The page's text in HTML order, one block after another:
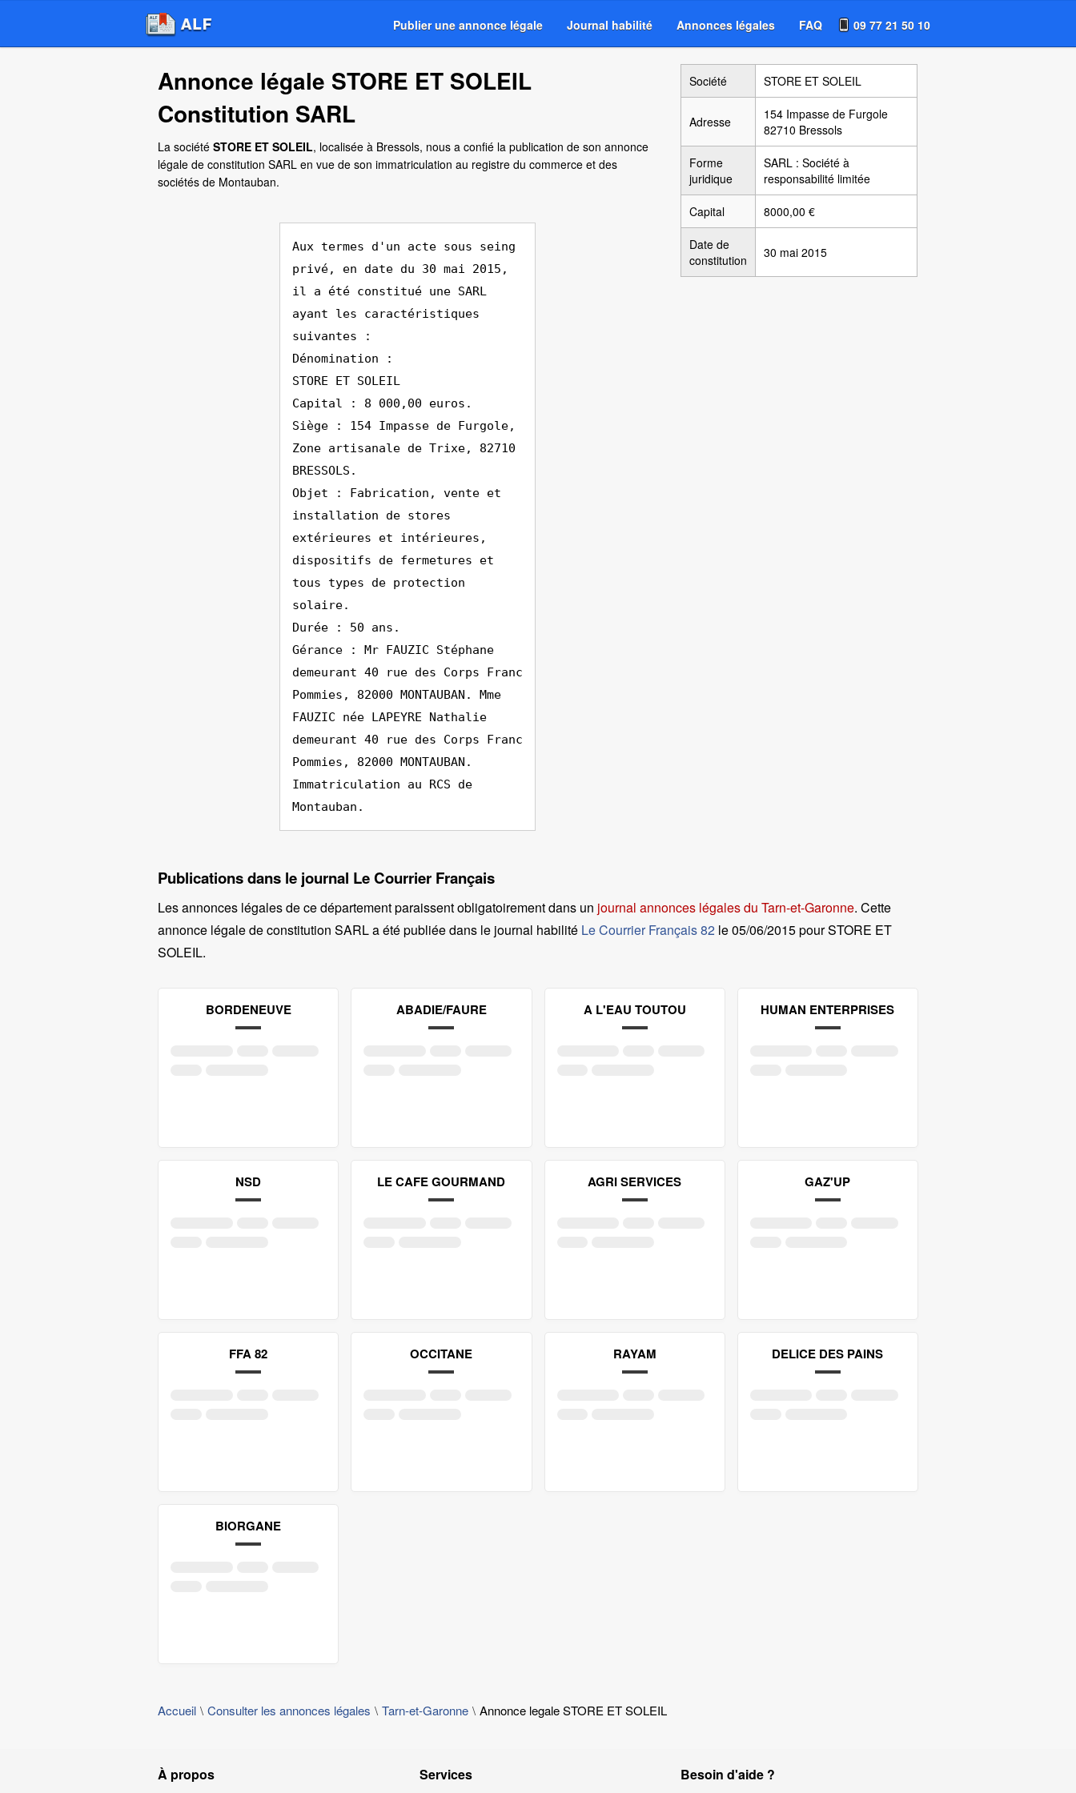
Publier une annonce légale Journal habilité Annonces légales FAQ 09 77 21 50 10
Annonce légale STORE ET SOLEIL
Constitution SARL
La société STORE ET SOLEIL, localisée à Bressols, nous a confié la publication de son annonce
légale de constitution SARL en vue de son immatriculation au registre du commerce et des
sociétés de Montauban.
Aux termes d'un acte sous seing
privé, en date du 30 mai 2015,
il a été constitué une SARL
ayant les caractéristiques
suivantes :
Dénomination :
STORE ET SOLEIL
Capital : 8 000,00 euros.
Siège : 154 Impasse de Furgole,
Zone artisanale de Trixe, 82710
BRESSOLS.
Objet : Fabrication, vente et
installation de stores
extérieures et intérieures,
dispositifs de fermetures et
tous types de protection
solaire.
Durée : 50 ans.
Gérance : Mr FAUZIC Stéphane
demeurant 40 rue des Corps Franc
Pommies, 82000 MONTAUBAN. Mme
FAUZIC née LAPEYRE Nathalie
demeurant 40 rue des Corps Franc
Pommies, 82000 MONTAUBAN.
Immatriculation au RCS de
Montauban.
Société STORE ET SOLEIL
Adresse
154 Impasse de Furgole
82710 Bressols
Forme
juridique
SARL : Société à
responsabilité limitée
Capital 8000,00 €
Date de
constitution
30 mai 2015
Publications dans le journal Le Courrier Français
Les annonces légales de ce département paraissent obligatoirement dans un journal annonces légales du Tarn-et-Garonne. Cette
annonce légale de constitution SARL a été publiée dans le journal habilité Le Courrier Français 82 le05/06/2015 pour STORE ET
SOLEIL.
BORDENEUVE ABADIE/FAURE A L'EAU TOUTOU HUMAN ENTERPRISES
NSD LE CAFE GOURMAND AGRI SERVICES GAZ'UP
FFA 82 OCCITANE RAYAM DELICE DES PAINS
BIORGANE
Accueil Consulter les annonces légales Tarn-et-Garonne Annonce legale STORE ET SOLEIL
À propos
Services
Besoin d'aide ?